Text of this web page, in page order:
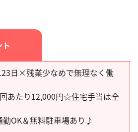
日×残業少なめで無理なく働
あたり12,000円☆住宅手当は全
勤OK＆無料駐車場あり♪